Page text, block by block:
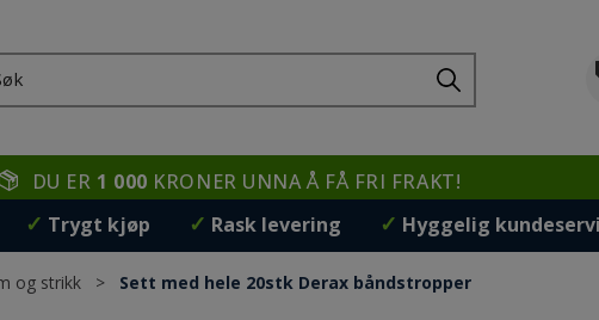
DU ER 1 000 KRONER UNNA Å FÅ FRI FRAKT!
✓ Trygt kjøp ✓ Rask levering ✓ Hyggelig
og strikk > Sett med hele 20stk Derax båndstropper